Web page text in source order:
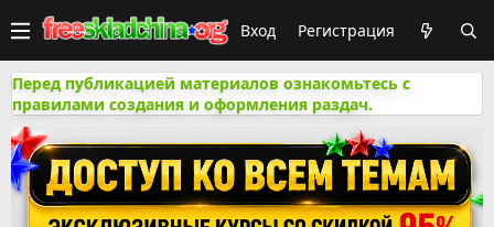
Вход Регистрация
Перед публикацией материалов ознакомьтесь с
правилами создания и оформления раздач.